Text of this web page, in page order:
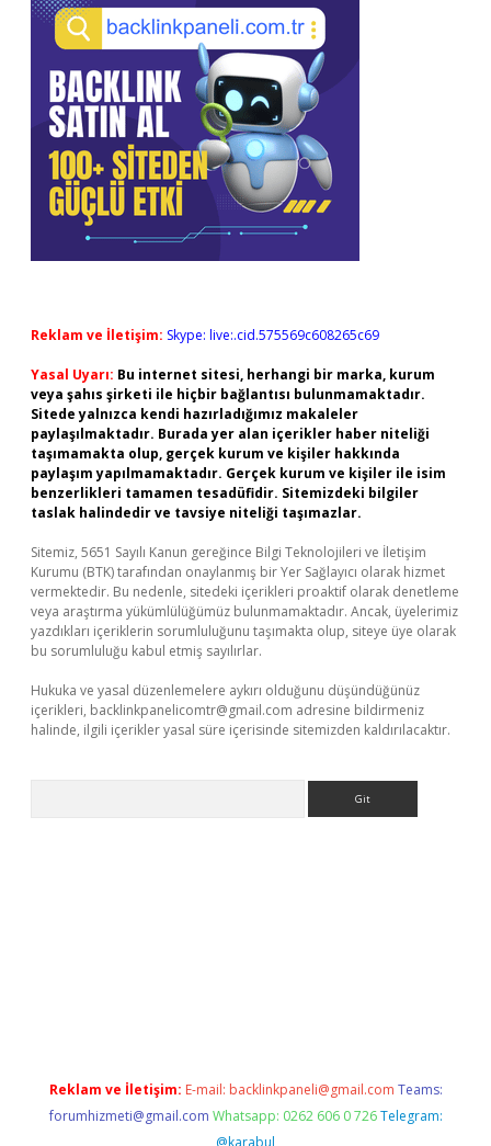
Reklam ve İletişim: Skype: live:.cid.575569c608265c69
Yasal Uyarı: Bu internet sitesi, herhangi bir marka, kurum
veya şahıs şirketi ile hiçbir bağlantısı bulunmamaktadır.
Sitede yalnızca kendi hazırladığımız makaleler
paylaşılmaktadır. Burada yer alan içerikler haber niteliği
taşımamakta olup, gerçek kurum ve kişiler hakkında
paylaşım yapılmamaktadır. Gerçek kurum ve kişiler ile isim
benzerlikleri tamamen tesadüfidir. Sitemizdeki bilgiler
taslak halindedir ve tavsiye niteliği taşımazlar.
Sitemiz, 5651 Sayılı Kanun gereğince Bilgi Teknolojileri ve İletişim
Kurumu (BTK) tarafından onaylanmış bir Yer Sağlayıcı olarak hizmet
vermektedir. Bu nedenle, sitedeki içerikleri proaktif olarak denetleme
veya araştırma yükümlülüğümüz bulunmamaktadır. Ancak, üyelerimiz
yazdıkları içeriklerin sorumluluğunu taşımakta olup, siteye üye olarak
bu sorumluluğu kabul etmiş sayılırlar.
Hukuka ve yasal düzenlemelere aykırı olduğunu düşündüğünüz
içerikleri, backlinkpanelicomtr@gmail.com adresine bildirmeniz
halinde, ilgili içerikler yasal süre içerisinde sitemizden kaldırılacaktır.
Reklam ve İletişim: E-mail: backlinkpaneli@gmail.com Teams:
forumhizmeti@gmail.com Whatsapp: 0262 606 0 726 Telegram:
@karabul